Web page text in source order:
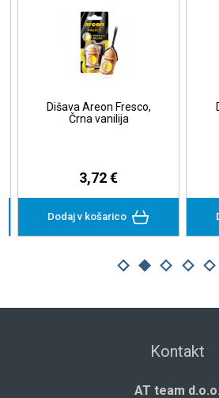
Dišava Areon Fresco,
Črna vanilija
3,72 €
Dodaj v košarico
Kontakt
AT team d.o.o.